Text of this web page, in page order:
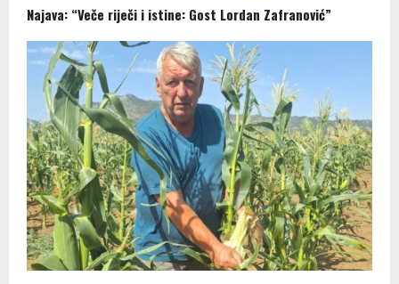
Najava: “Veče riječi i istine: Gost Lordan Zafranović”